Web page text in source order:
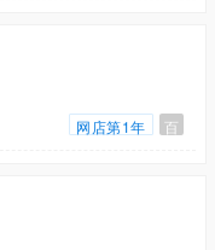
网店第1年 百